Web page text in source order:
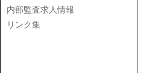
内部監査求人情報
リンク集